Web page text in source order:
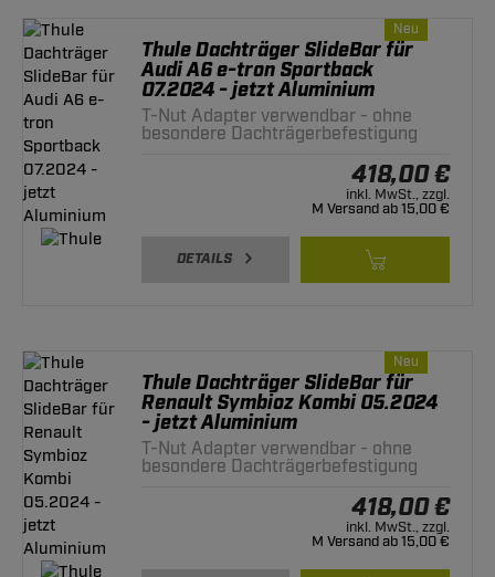
Neu
Thule Dachträger SlideBar für
Audi A6 e-tron Sportback
07.2024 - jetzt Aluminium
T-Nut Adapter verwendbar - ohne
besondere Dachträgerbefestigung
418,00 €
inkl. MwSt., zzgl.
M Versand ab 15,00 €
DETAILS
Neu
Thule Dachträger SlideBar für
Renault Symbioz Kombi 05.2024
- jetzt Aluminium
T-Nut Adapter verwendbar - ohne
besondere Dachträgerbefestigung
418,00 €
inkl. MwSt., zzgl.
M Versand ab 15,00 €